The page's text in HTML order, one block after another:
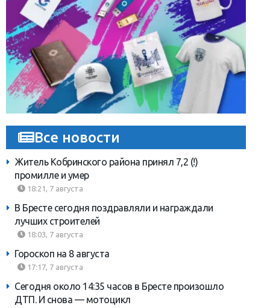
Все новости
Житель Кобринского района принял 7,2 (!)
промилле и умер
18:21, 7 августа
В Бресте сегодня поздравляли и награждали
лучших строителей
18:03, 7 августа
Гороскоп на 8 августа
17:17, 7 августа
Сегодня около 14:35 часов в Бресте произошло
ДТП. И снова — мотоцикл